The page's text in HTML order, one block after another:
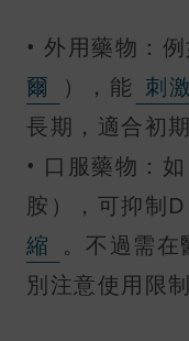
• 外用藥物：
爾
），能 刺
長期，適合初
• 口服藥物：
胺），可抑制
縮 。不過需
別注意使用限制